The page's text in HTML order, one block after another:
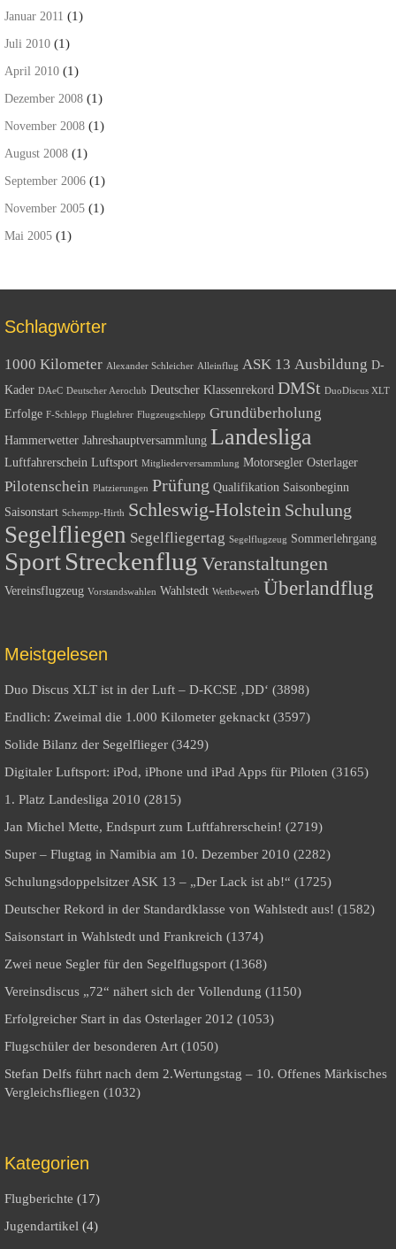
Januar 2011 (1)
Juli 2010 (1)
April 2010 (1)
Dezember 2008 (1)
November 2008 (1)
August 2008 (1)
September 2006 (1)
November 2005 (1)
Mai 2005 (1)
Schlagwörter
1000 Kilometer Alexander Schleicher Alleinflug ASK 13 Ausbildung D-
Kader DAeC Deutscher Aeroclub Deutscher Klassenrekord DMSt DuoDiscus XLT
Erfolge F-Schlepp Fluglehrer Flugzeugschlepp Grundüberholung
Hammerwetter Jahreshauptversammlung Landesliga
Luftfahrerschein Luftsport Mitgliederversammlung Motorsegler Osterlager
Pilotenschein Platzierungen Prüfung Qualifikation Saisonbeginn
Saisonstart Schempp-Hirth Schleswig-Holstein Schulung
Segelfliegen Segelfliegertag Segelflugzeug Sommerlehrgang
SportStreckenflug Veranstaltungen
Vereinsflugzeug Vorstandswahlen Wahlstedt Wettbewerb Überlandflug
Meistgelesen
Duo Discus XLT ist in der Luft – D-KCSE ‚DD‘ (3898)
Endlich: Zweimal die 1.000 Kilometer geknackt (3597)
Solide Bilanz der Segelflieger (3429)
Digitaler Luftsport: iPod, iPhone und iPad Apps für Piloten (3165)
1. Platz Landesliga 2010 (2815)
Jan Michel Mette, Endspurt zum Luftfahrerschein! (2719)
Super – Flugtag in Namibia am 10. Dezember 2010 (2282)
Schulungsdoppelsitzer ASK 13 – „Der Lack ist ab!“ (1725)
Deutscher Rekord in der Standardklasse von Wahlstedt aus! (1582)
Saisonstart in Wahlstedt und Frankreich (1374)
Zwei neue Segler für den Segelflugsport (1368)
Vereinsdiscus „72“ nähert sich der Vollendung (1150)
Erfolgreicher Start in das Osterlager 2012 (1053)
Flugschüler der besonderen Art (1050)
Stefan Delfs führt nach dem 2.Wertungstag – 10. Offenes Märkisches
Vergleichsfliegen (1032)
Kategorien
Flugberichte (17)
Jugendartikel (4)